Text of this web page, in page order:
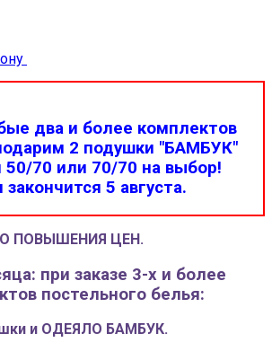
два и более комплектов
2 подушки "БАМБУК"
50/70 или 70/70 на выбор!
закончится 5 августа.
ПОВЫШЕНИЯ ЦЕН.
при заказе 3-х и более
постельного белья:
и ОДЕЯЛО БАМБУК.